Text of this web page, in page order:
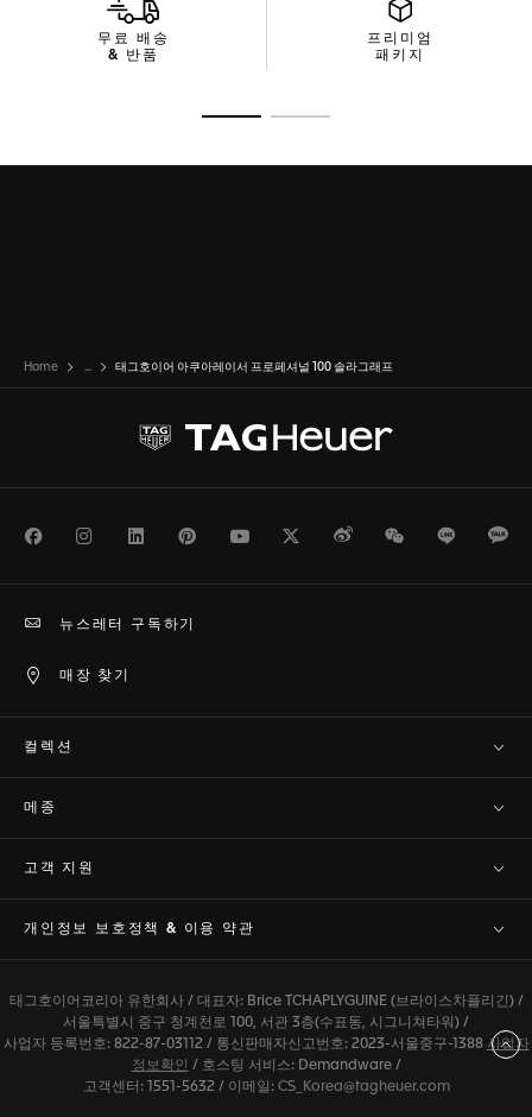
무료 배송
& 반품
프리미엄
패키지
Home ... 태그호이어 아쿠아레이서 프로페셔널 100 솔라그래프
FacebookInstagram
LinkedInPinterestYoutubeTwitterWeiboWeChatLine
매장 찾기
뉴스레터 구독하기
컬렉션
메종
고객 지원​
개인정보 보호정책 & 이용 약관
태그호이어코리아 유한회사 / 대표자: Brice TCHAPLYGUINE (브라이스차플리긴) /
서울특별시 중구 청계천로 100, 서관 3층(수표동, 시그니쳐타워) /
사업자 등록번호: 822-87-03112 / 통신판매자신고번호: 2023-서울중구-1388 사업자
정보확인 / 호스팅 서비스: Demandware /
고객센터: 1551-5632 / 이메일: CS_Korea@tagheuer.com
맨 위로 이동